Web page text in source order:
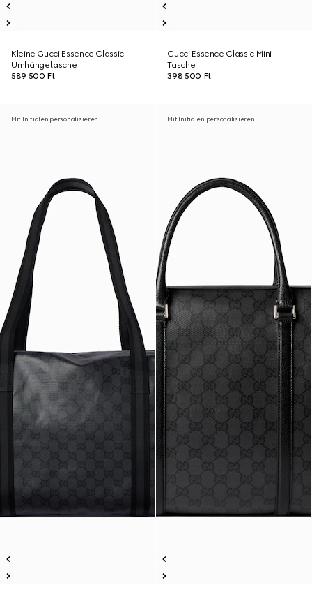
Kleine Gucci Essence Classic
Umhängetasche
589 500 Ft
Gucci Essence Classic Mini-
Tasche
398 500 Ft
Mit Initialen personalisieren Mit Initialen personalisieren